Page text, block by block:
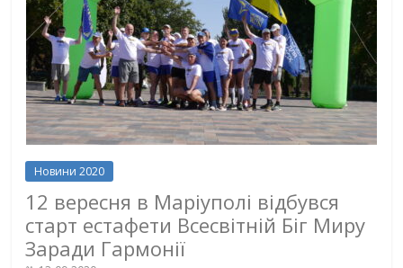
Новини 2020
12 вересня в Маріуполі відбувся
старт естафети Всесвітній Біг Миру
Заради Гармонії